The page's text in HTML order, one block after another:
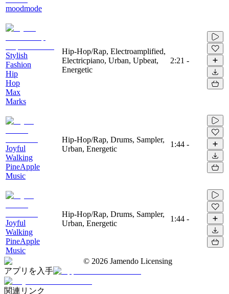
moodmode
Stylish
Fashion
Hip
Hop
Max
Marks
Hip-Hop/Rap, Electroamplified,
Electricpiano, Urban, Upbeat,
Energetic
2:21 -
Joyful
Walking
PineApple
Music
Hip-Hop/Rap, Drums, Sampler,
Urban, Energetic
1:44 -
Joyful
Walking
PineApple
Music
Hip-Hop/Rap, Drums, Sampler,
Urban, Energetic
1:44 -
© 2026 Jamendo Licensing
アプリを入手
関連リンク